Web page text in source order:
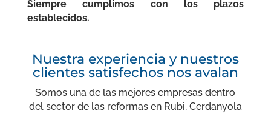
Siemprecumplimos con los plazos
establecidos.
Nuestra experiencia y nuestros
clientes satisfechos nos avalan
Somos una de las mejores empresas dentro
del sector de las reformas en Rubi, Cerdanyola